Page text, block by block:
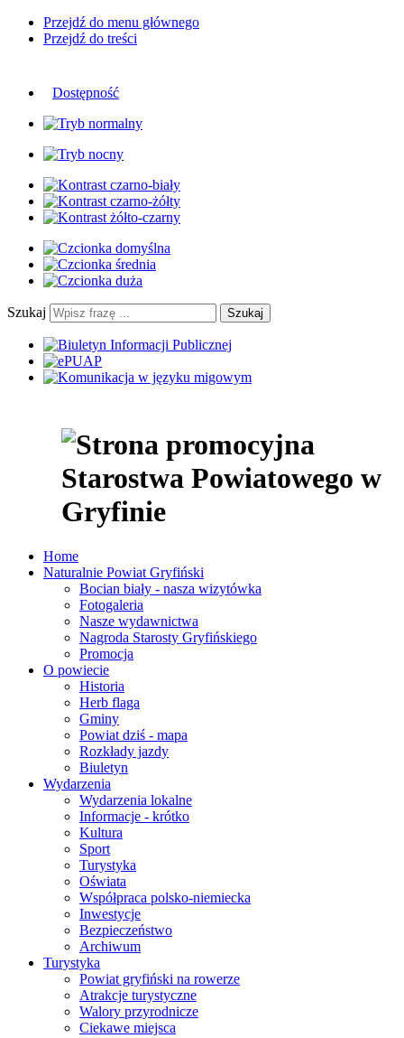
Przejdź do menu głównego
Przejdź do treści
Dostępność
Szukaj Szukaj
Home
Naturalnie Powiat Gryfiński
Bocian biały - nasza wizytówka
Fotogaleria
Nasze wydawnictwa
Nagroda Starosty Gryfińskiego
Promocja
O powiecie
Historia
Herb flaga
Gminy
Powiat dziś - mapa
Rozkłady jazdy
Biuletyn
Wydarzenia
Wydarzenia lokalne
Informacje - krótko
Kultura
Sport
Turystyka
Oświata
Współpraca polsko-niemiecka
Inwestycje
Bezpieczeństwo
Archiwum
Turystyka
Powiat gryfiński na rowerze
Atrakcje turystyczne
Walory przyrodnicze
Ciekawe miejsca